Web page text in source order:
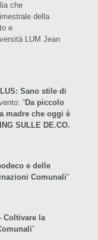
che
della
e
LUM Jean
Sano stile di
“Da piccolo
madre che oggi è
SULLE DE.CO.
e delle
Comunali”
Coltivare la
”